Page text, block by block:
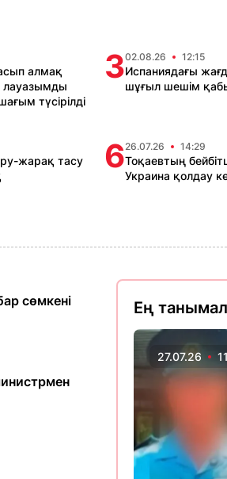
алмақ
лауазымды
түсірілді
302.08.26 12:15
Испаниядағы
шұғыл шешім
жарақ тасу
626.07.26 14:29
Тоқаевтың
Украина қолдау
сөмкені
Ең
27.07.26